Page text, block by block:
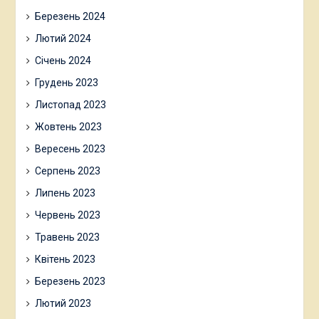
Березень 2024
Лютий 2024
Січень 2024
Грудень 2023
Листопад 2023
Жовтень 2023
Вересень 2023
Серпень 2023
Липень 2023
Червень 2023
Травень 2023
Квітень 2023
Березень 2023
Лютий 2023